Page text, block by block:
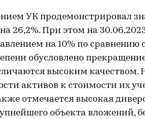
УК продемонстрировал
26,2%. При этом на
на 10% по сравнению
обусловлено
высоким качеством.
активов к стоимости их
отмечается высокая
объекта вложений,